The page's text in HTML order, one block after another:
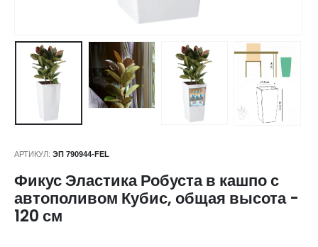
АРТИКУЛ: ЭП 790944-FEL
Фикус Эластика Робуста в кашпо с
автополивом Кубис, общая высота -
120 см